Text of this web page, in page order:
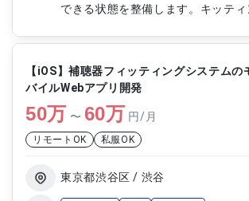
できる状態を整備します。キッティ
もに試験工程ではスクリプト作成
を担保します。端末環境の改善や
していただきます。 【作業内容】 ・キッティング
マスタのスケジュール作成 ・事前準
対応 ・端末イメージの復元およびキ
業 ・初期設定用ファイルの更新 ・
アプリの更新 ・キッティングマスタ
・動作確認および検証作業 ・スクリ
【iOS】補聴器フィッティングシステムの
バイルWebアプリ開発
50万 〜 60万 円/月
リモートOK 私服OK
東京都渋谷区 / 渋谷